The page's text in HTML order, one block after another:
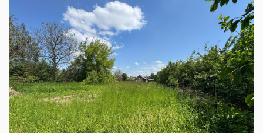
Ponúkame Vám exkluzívne na
predaj pozemok vhodný na
výstavbu rodinného domu v
obci Veľká Ida